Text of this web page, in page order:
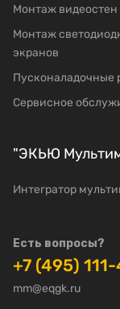
Mонтаж видеостен
Moнтаж
экранов
Пусконаладочные
Сервисное
"ЭКЬЮ
Интегратор
Есть вопросы?
+7 (495)
mm@eqgk.ru